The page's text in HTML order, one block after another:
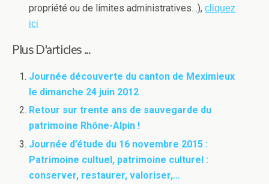
propriété ou de limites administratives…),cliquez
ici
Plus D'articles ...
Journée découverte du canton de Meximieux
le dimanche 24 juin 2012
Retour sur trente ans de sauvegarde du
patrimoine Rhône-Alpin !
Journée d’étude du 16 novembre 2015 :
Patrimoine cultuel, patrimoine culturel :
conserver, restaurer, valoriser,…